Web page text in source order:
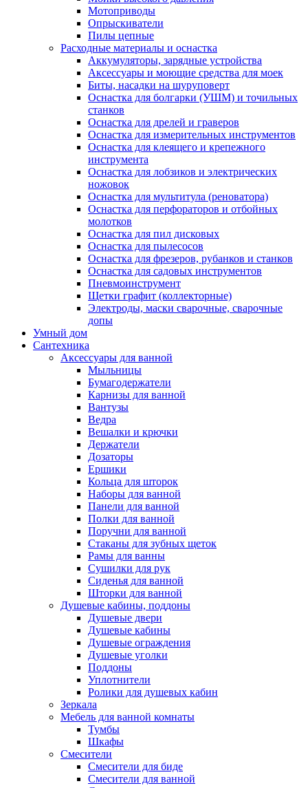
Мотоприводы
Опрыскиватели
Пилы цепные
Расходные материалы и оснастка
Аккумуляторы, зарядные устройства
Аксессуары и моющие средства для моек
Биты, насадки на шуруповерт
Оснастка для болгарки (УШМ) и точильных
станков
Оснастка для дрелей и граверов
Оснастка для измерительных инструментов
Оснастка для клеящего и крепежного
инструмента
Оснастка для лобзиков и электрических
ножовок
Оснастка для мультитула (реноватора)
Оснастка для перфораторов и отбойных
молотков
Оснастка для пил дисковых
Оснастка для пылесосов
Оснастка для фрезеров, рубанков и станков
Оснастка для садовых инструментов
Пневмоинструмент
Щетки графит (коллекторные)
Электроды, маски сварочные, сварочные
допы
Умный дом
Сантехника
Аксессуары для ванной
Мыльницы
Бумагодержатели
Карнизы для ванной
Вантузы
Ведра
Вешалки и крючки
Держатели
Дозаторы
Ершики
Кольца для шторок
Наборы для ванной
Панели для ванной
Полки для ванной
Поручни для ванной
Стаканы для зубных щеток
Рамы для ванны
Сушилки для рук
Сиденья для ванной
Шторки для ванной
Душевые кабины, поддоны
Душевые двери
Душевые кабины
Душевые ограждения
Душевые уголки
Поддоны
Уплотнители
Ролики для душевых кабин
Зеркала
Мебель для ванной комнаты
Тумбы
Шкафы
Смесители
Смесители для биде
Смесители для ванной